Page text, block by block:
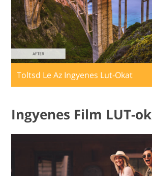
Toltsd Le Az Ingyenes Lut-Okat
Ingyenes Film LUT-ok